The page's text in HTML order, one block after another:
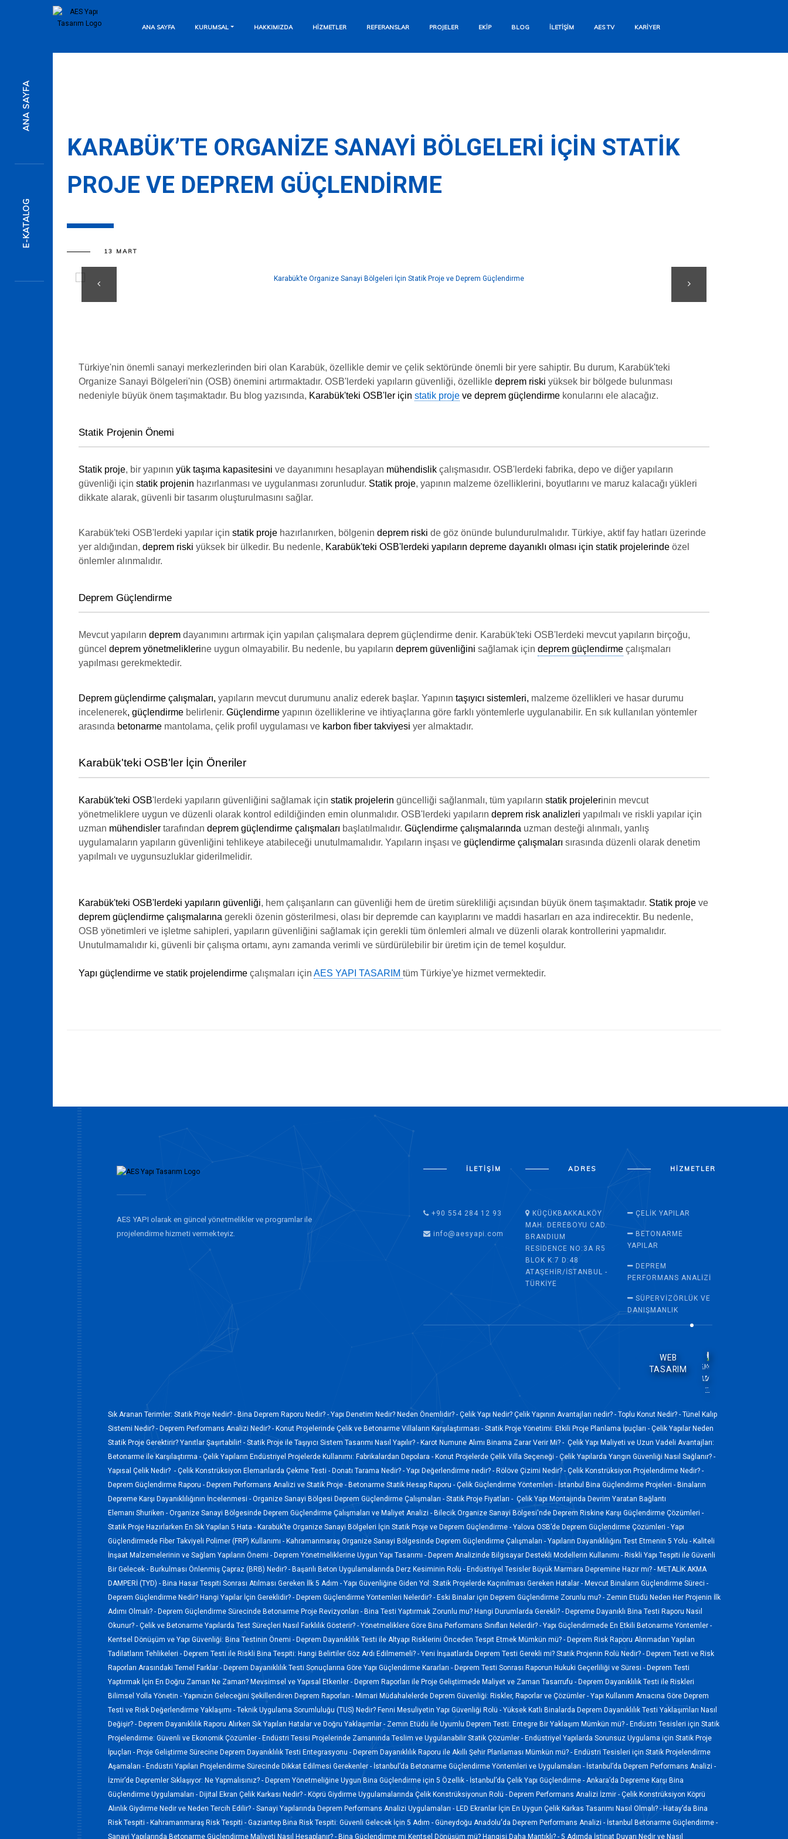
Bizi Arayın
Anında Mesaj Gönderin
info@aesyapi.com
İletişim Formu
ANA SAYFA KURUMSAL HAKKIMIZDA HIZMETLER REFERANSLAR PROJELER EKIP BLOG İLETIŞIM AES TV KARIYER
KARABÜK’TE ORGANIZE SANAYI BÖLGELERI İÇIN STATIK
PROJE VE DEPREM GÜÇLENDIRME
13 MART
Türkiye'nin önemli sanayi merkezlerinden biri olan Karabük, özellikle demir ve çelik sektöründe önemli bir yere sahiptir. Bu durum, Karabük'teki
Organize Sanayi Bölgeleri'nin (OSB) önemini artırmaktadır. OSB'lerdeki yapıların güvenliği, özellikle deprem riski yüksek bir bölgede bulunması
nedeniyle büyük önem taşımaktadır. Bu blog yazısında, Karabük'teki OSB'ler için statik projeve deprem güçlendirmekonularını ele alacağız.
Statik Projenin Önemi
Statik proje, bir yapının yük taşıma kapasitesini ve dayanımını hesaplayan mühendislikçalışmasıdır. OSB'lerdeki fabrika, depo ve diğer yapıların
güvenliği için statik projenin hazırlanması ve uygulanması zorunludur. Statik proje, yapının malzeme özelliklerini, boyutlarını ve maruz kalacağı yükleri
dikkate alarak, güvenli bir tasarım oluşturulmasını sağlar.
Karabük'teki OSB'lerdeki yapılar için statik projehazırlanırken, bölgenin deprem riski de göz önünde bulundurulmalıdır. Türkiye, aktif fay hatları üzerinde
yer aldığından, deprem riski yüksek bir ülkedir. Bu nedenle, Karabük'teki OSB'lerdeki yapıların depreme dayanıklı olması için statik projelerindeözel
önlemler alınmalıdır.
Deprem Güçlendirme
Mevcut yapıların depremdayanımını artırmak için yapılan çalışmalara deprem güçlendirme denir. Karabük'teki OSB'lerdeki mevcut yapıların birçoğu,
güncel deprem yönetmeliklerine uygun olmayabilir. Bu nedenle, bu yapıların deprem güvenliğini sağlamak için deprem güçlendirmeçalışmaları
yapılması gerekmektedir.
Deprem güçlendirme çalışmaları, yapıların mevcut durumunu analiz ederek başlar. Yapının taşıyıcı sistemleri, malzeme özellikleri ve hasar durumu
incelenerek, güçlendirme belirlenir. Güçlendirmeyapının özelliklerine ve ihtiyaçlarına göre farklı yöntemlerle uygulanabilir. En sık kullanılan yöntemler
arasında betonarmemantolama, çelik profil uygulaması vekarbon fiber takviyesi yer almaktadır.
Karabük'teki OSB'ler İçin Öneriler
Karabük'teki OSB'lerdeki yapıların güvenliğini sağlamak için statik projelerin güncelliği sağlanmalı, tüm yapıların statik projelerinin mevcut
yönetmeliklere uygun ve düzenli olarak kontrol edildiğinden emin olunmalıdır. OSB'lerdeki yapıların deprem risk analizleri yapılmalı ve riskli yapılar için
uzman mühendislertarafından deprem güçlendirme çalışmaları başlatılmalıdır. Güçlendirme çalışmalarında uzman desteği alınmalı, yanlış
uygulamaların yapıların güvenliğini tehlikeye atabileceği unutulmamalıdır. Yapıların inşası ve güçlendirme çalışmaları sırasında düzenli olarak denetim
yapılmalı ve uygunsuzluklar giderilmelidir.
Karabük'teki OSB'lerdeki yapıların güvenliği, hem çalışanların can güvenliği hem de üretim sürekliliği açısından büyük önem taşımaktadır. Statik proje ve
deprem güçlendirme çalışmalarına gerekli özenin gösterilmesi, olası bir depremde can kayıplarını ve maddi hasarları en aza indirecektir. Bu nedenle,
OSB yönetimleri ve işletme sahipleri, yapıların güvenliğini sağlamak için gerekli tüm önlemleri almalı ve düzenli olarak kontrollerini yapmalıdır.
Unutulmamalıdır ki, güvenli bir çalışma ortamı, aynı zamanda verimli ve sürdürülebilir bir üretim için de temel koşuldur.
Yapı güçlendirme ve statik projelendirmeçalışmaları için AES YAPI TASARIM tüm Türkiye'ye hizmet vermektedir.
AES YAPI olarak en güncel yönetmelikler ve programlar ile
projelendirme hizmeti vermekteyiz.
İLETIŞIM
+90 554 284 12 93
info@aesyapi.com
ADRES
KÜÇÜKBAKKALKÖY
MAH. DEREBOYU CAD.
BRANDIUM
RESIDENCE NO:3A R5
BLOK K:7 D:48
ATAŞEHIR/İSTANBUL -
TÜRKIYE
HIZMETLER
ÇELIK YAPILAR
BETONARME
YAPILAR
DEPREM
PERFORMANS ANALIZI
SÜPERVİZÖRLÜK VE
DANIŞMANLIK
WEB
TASARIM
Sık Aranan Terimler:Statik Proje Nedir? - Bina Deprem Raporu Nedir? -Yapı Denetim Nedir? Neden Önemlidir? -Çelik Yapı Nedir? Çelik Yapının Avantajları nedir? -Toplu Konut Nedir? -Tünel Kalıp
Sistemi Nedir? - Deprem Performans Analizi Nedir? - Konut Projelerinde Çelik ve Betonarme Villaların Karşılaştırması -Statik Proje Yönetimi: Etkili Proje Planlama İpuçları -Çelik Yapılar Neden
Statik Proje Gerektirir? Yanıtlar Şaşırtabilir! -Statik Proje ile Taşıyıcı Sistem Tasarımı Nasıl Yapılır? - Karot Numune Alımı Binama Zarar Verir Mi? - Çelik Yapı Maliyeti ve Uzun Vadeli Avantajları:
Betonarme ile Karşılaştırma -Çelik Yapıların Endüstriyel Projelerde Kullanımı: Fabrikalardan Depolara - Konut Projelerde Çelik Villa Seçeneği -Çelik Yapılarda Yangın Güvenliği Nasıl Sağlanır? -
Yapısal Çelik Nedir? -Çelik Konstrüksiyon Elemanlarda Çekme Testi - Donatı Tarama Nedir? -Yapı Değerlendirme nedir? - Rölöve Çizimi Nedir? -Çelik Konstrüksiyon Projelendirme Nedir? -
Deprem Güçlendirme Raporu - Deprem Performans Analizi ve Statik Proje - Betonarme Statik Hesap Raporu -Çelik Güçlendirme Yöntemleri - İstanbul Bina Güçlendirme Projeleri - Binaların
Depreme Karşı Dayanıklılığının İncelenmesi -Organize Sanayi Bölgesi Deprem Güçlendirme Çalışmaları -Statik Proje Fiyatları - Çelik Yapı Montajında Devrim Yaratan Bağlantı
Elemanı Shuriken -Organize Sanayi Bölgesinde Deprem Güçlendirme Çalışmaları ve Maliyet Analizi - Bilecik Organize Sanayi Bölgesi'nde Deprem Riskine Karşı Güçlendirme Çözümleri -
Statik Proje Hazırlarken En Sık Yapılan 5 Hata - Karabük’te Organize Sanayi Bölgeleri İçin Statik Proje ve Deprem Güçlendirme -Yalova OSB’de Deprem Güçlendirme Çözümleri -Yapı
Güçlendirmede Fiber Takviyeli Polimer (FRP) Kullanımı - Kahramanmaraş Organize Sanayi Bölgesinde Deprem Güçlendirme Çalışmaları -Yapıların Dayanıklılığını Test Etmenin 5 Yolu - Kaliteli
İnşaat Malzemelerinin ve Sağlam Yapıların Önemi - Deprem Yönetmeliklerine Uygun Yapı Tasarımı - Deprem Analizinde Bilgisayar Destekli Modellerin Kullanımı - Riskli Yapı Tespiti ile Güvenli
Bir Gelecek - Burkulması Önlenmiş Çapraz (BRB) Nedir? - Başarılı Beton Uygulamalarında Derz Kesiminin Rolü - Endüstriyel Tesisler Büyük Marmara Depremine Hazır mı? - METALİK AKMA
DAMPERİ (TYD) - Bina Hasar Tespiti Sonrası Atılması Gereken İlk 5 Adım -Yapı Güvenliğine Giden Yol: Statik Projelerde Kaçınılması Gereken Hatalar - Mevcut Binaların Güçlendirme Süreci -
Deprem Güçlendirme Nedir? Hangi Yapılar İçin Gereklidir? - Deprem Güçlendirme Yöntemleri Nelerdir? - Eski Binalar için Deprem Güçlendirme Zorunlu mu? - Zemin Etüdü Neden Her Projenin İlk
Adımı Olmalı? - Deprem Güçlendirme Sürecinde Betonarme Proje Revizyonları - Bina Testi Yaptırmak Zorunlu mu? Hangi Durumlarda Gerekli? - Depreme Dayanıklı Bina Testi Raporu Nasıl
Okunur? -Çelik ve Betonarme Yapılarda Test Süreçleri Nasıl Farklılık Gösterir? -Yönetmeliklere Göre Bina Performans Sınıfları Nelerdir? -Yapı Güçlendirmede En Etkili Betonarme Yöntemler -
Kentsel Dönüşüm ve Yapı Güvenliği: Bina Testinin Önemi - Deprem Dayanıklılık Testi ile Altyapı Risklerini Önceden Tespit Etmek Mümkün mü? - Deprem Risk Raporu Alınmadan Yapılan
Tadilatların Tehlikeleri - Deprem Testi ile Riskli Bina Tespiti: Hangi Belirtiler Göz Ardı Edilmemeli? -Yeni İnşaatlarda Deprem Testi Gerekli mi? Statik Projenin Rolü Nedir? - Deprem Testi ve Risk
Raporları Arasındaki Temel Farklar - Deprem Dayanıklılık Testi Sonuçlarına Göre Yapı Güçlendirme Kararları - Deprem Testi Sonrası Raporun Hukuki Geçerliliği ve Süresi - Deprem Testi
Yaptırmak İçin En Doğru Zaman Ne Zaman? Mevsimsel ve Yapısal Etkenler - Deprem Raporları ile Proje Geliştirmede Maliyet ve Zaman Tasarrufu - Deprem Dayanıklılık Testi ile Riskleri
Bilimsel Yolla Yönetin -Yapınızın Geleceğini Şekillendiren Deprem Raporları - Mimari Müdahalelerde Deprem Güvenliği: Riskler, Raporlar ve Çözümler -Yapı Kullanım Amacına Göre Deprem
Testi ve Risk Değerlendirme Yaklaşımı -Teknik Uygulama Sorumluluğu (TUS) Nedir? Fenni Mesuliyetin Yapı Güvenliği Rolü -Yüksek Katlı Binalarda Deprem Dayanıklılık Testi Yaklaşımları Nasıl
Değişir? - Deprem Dayanıklılık Raporu Alırken Sık Yapılan Hatalar ve Doğru Yaklaşımlar - Zemin Etüdü ile Uyumlu Deprem Testi: Entegre Bir Yaklaşım Mümkün mü? - Endüstri Tesisleri için Statik
Projelendirme: Güvenli ve Ekonomik Çözümler - Endüstri Tesisi Projelerinde Zamanında Teslim ve Uygulanabilir Statik Çözümler - Endüstriyel Yapılarda Sorunsuz Uygulama için Statik Proje
İpuçları - Proje Geliştirme Sürecine Deprem Dayanıklılık Testi Entegrasyonu - Deprem Dayanıklılık Raporu ile Akıllı Şehir Planlaması Mümkün mü? - Endüstri Tesisleri için Statik Projelendirme
Aşamaları - Endüstri Yapıları Projelendirme Sürecinde Dikkat Edilmesi Gerekenler - İstanbul’da Betonarme Güçlendirme Yöntemleri ve Uygulamaları - İstanbul’da Deprem Performans Analizi -
İzmir’de Depremler Sıklaşıyor: Ne Yapmalısınız? - Deprem Yönetmeliğine Uygun Bina Güçlendirme için 5 Özellik - İstanbul’da Çelik Yapı Güçlendirme -Ankara’da Depreme Karşı Bina
Güçlendirme Uygulamaları - Dijital Ekran Çelik Karkası Nedir? - Köprü Giydirme Uygulamalarında Çelik Konstrüksiyonun Rolü - Deprem Performans Analizi İzmir -Çelik Konstrüksiyon Köprü
Alınlık Giydirme Nedir ve Neden Tercih Edilir? -Sanayi Yapılarında Deprem Performans Analizi Uygulamaları - LED Ekranlar İçin En Uygun Çelik Karkas Tasarımı Nasıl Olmalı? - Hatay’da Bina
Risk Tespiti - Kahramanmaraş Risk Tespiti -Gaziantep Bina Risk Tespiti: Güvenli Gelecek İçin 5 Adım -Güneydoğu Anadolu'da Deprem Performans Analizi - İstanbul Betonarme Güçlendirme -
Sanayi Yapılarında Betonarme Güçlendirme Maliyeti Nasıl Hesaplanır? - Bina Güçlendirme mi Kentsel Dönüşüm mü? Hangisi Daha Mantıklı? -5 Adımda İstinat Duvarı Nedir ve Nasıl
E-KATALOG
ANA SAYFA